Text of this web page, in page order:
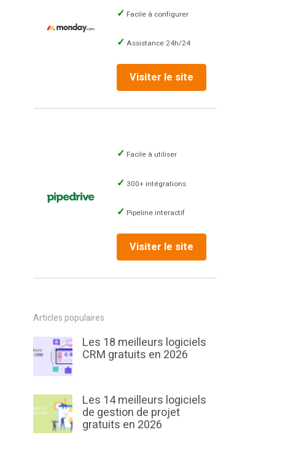
Facile à configurer
Assistance 24h/24
Visiter le site
Facile à utiliser
300+ intégrations
Pipeline interactif
Visiter le site
Articles populaires
Les 18 meilleurs logiciels
CRM gratuits en 2026
Les 14 meilleurs logiciels
de gestion de projet
gratuits en 2026